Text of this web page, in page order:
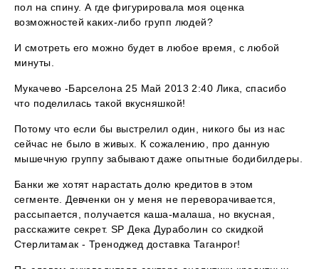
пол на спину. А где фигурировала моя оценка
возможностей каких-либо групп людей?
И смотреть его можно будет в любое время, с любой
минуты.
Мукачево -Барселона 25 Май 2013 2:40 Лика, спасибо
что поделилась такой вкусняшкой!
Потому что если бы выстрелил один, никого бы из нас
сейчас не было в живых. К сожалению, про данную
мышечную группу забывают даже опытные бодибилдеры.
Банки же хотят нарастать долю кредитов в этом
сегменте. Девченки он у меня не переворачивается,
рассыпается, получается каша-малаша, но вкусная,
расскажите секрет. SP Дека Дураболин со скидкой
Стерлитамак - Треноджед доставка Таганрог!